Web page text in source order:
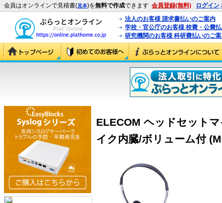
会員はオンラインで見積書(見本)を無料で作成できます 会員登録(無料) ログイン
法人のお客様 請求書払いのご案内
学校・官公庁のお客様 校費・公費
研究機関のお客様 科研費払いのご
ELECOM ヘッドセット
イク内臓/ボリューム付